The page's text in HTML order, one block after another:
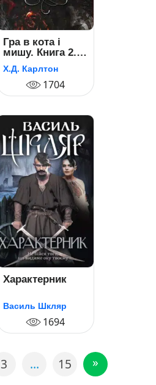
Гра в кота і
мишу. Книга 2.
Полювання на
Аделіну
Х.Д. Карлтон
1704
Характерник
Василь Шкляр
1694
3 … 15 »